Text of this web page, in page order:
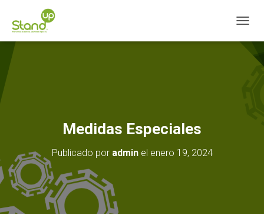
Medidas Especiales
Publicado por adminel enero 19, 2024